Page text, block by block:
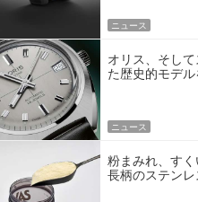
ニュース
オリス、そし
た歴史的モデ
ニュース
粉まみれ、す
長柄のステン